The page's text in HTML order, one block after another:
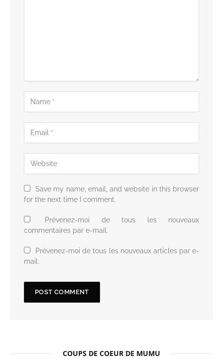
Save my name, email, and website in this browser
for the next time I comment.
Prévenez-moi de tous les nouveaux
commentaires par e-mail.
Prévenez-moi de tous les nouveaux articles par e-
mail.
COUPS DE COEUR DE MUMU